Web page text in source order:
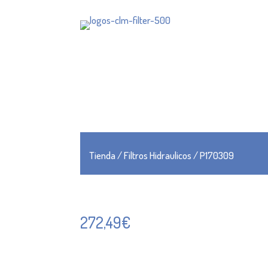
Tienda/Filtros Hidraulicos/ P170309
272,49€